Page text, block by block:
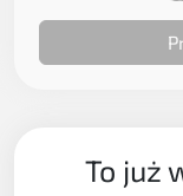
To już